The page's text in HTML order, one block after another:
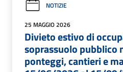
NOTIZIE
25 MAGGIO 2026
Divieto estivo di
soprassuolo pubblico
ponteggi, cantieri e